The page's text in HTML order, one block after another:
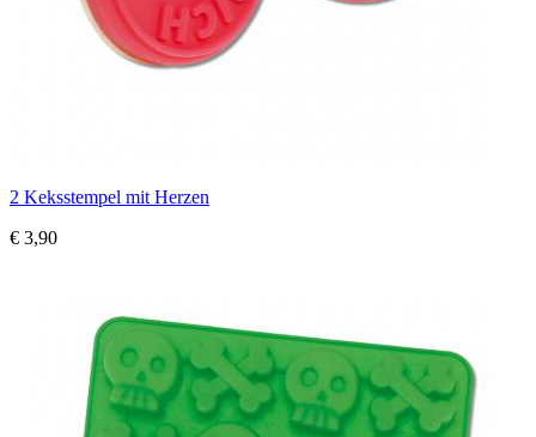
2 Keksstempel mit Herzen
€ 3,90